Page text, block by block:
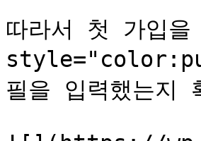
따라서 첫 가입
필을 입력했는지